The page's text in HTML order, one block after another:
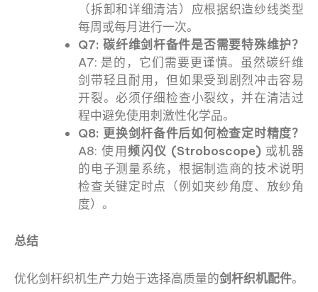
（拆卸和详细清洁）应根据织造纱线类型
每周或每月进行一次。
Q7: 碳纤维剑杆备件是否需要特殊维护？
A7: 是的，它们需要更谨慎。虽然碳纤维
剑带轻且耐用，但如果受到剧烈冲击容易
开裂。必须仔细检查小裂纹，并在清洁过
程中避免使用刺激性化学品。
Q8: 更换剑杆备件后如何检查定时精度？
A8: 使用频闪仪 (Stroboscope) 或机器
的电子测量系统，根据制造商的技术说明
检查关键定时点（例如夹纱角度、放纱角
度）。
总结
优化剑杆织机生产力始于选择高质量的剑杆织机配件。